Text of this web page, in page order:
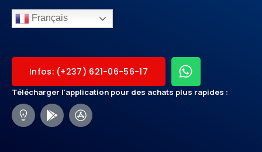
Français
Infos: (+237) 621-06-56-17
Télécharger l'application pour des achats plus rapides :